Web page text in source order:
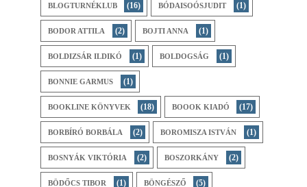
BLOGTURNÉKLUB (16) BÓDAISOÓSJUDIT (1)
BODOR ATTILA (2) BOJTI ANNA (1)
BOLDIZSÁR ILDIKÓ (1) BOLDOGSÁG (1)
BONNIE GARMUS (1)
BOOKLINE KÖNYVEK (18) BOOOK KIADÓ (17)
BORBÍRÓ BORBÁLA (2) BOROMISZA ISTVÁN (1)
BOSNYÁK VIKTÓRIA (2) BOSZORKÁNY (2)
BÖDŐCS TIBOR (1) BÖNGÉSZŐ (5)